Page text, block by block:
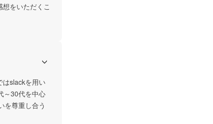
をいただくこ
はslackを用い
～30代を中心
を尊重し合う